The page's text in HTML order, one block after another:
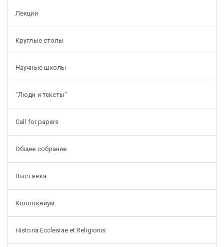
Лекции
Круглые столы
Научные школы
"Люди и тексты"
Call for papers
Общее собрание
Выставка
Коллоквиум
Historia Ecclesiae et Religionis